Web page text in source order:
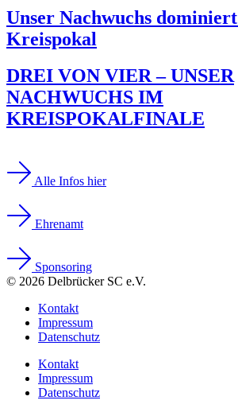
Unser Nachwuchs
Kreispokal
DREI VON VIER – UNSER
NACHWUCHS IM
KREISPOKALFINALE
Alle Infos hier
Ehrenamt
Sponsoring
© 2026 Delbrücker SC e.V.
Kontakt
Impressum
Datenschutz
Kontakt
Impressum
Datenschutz